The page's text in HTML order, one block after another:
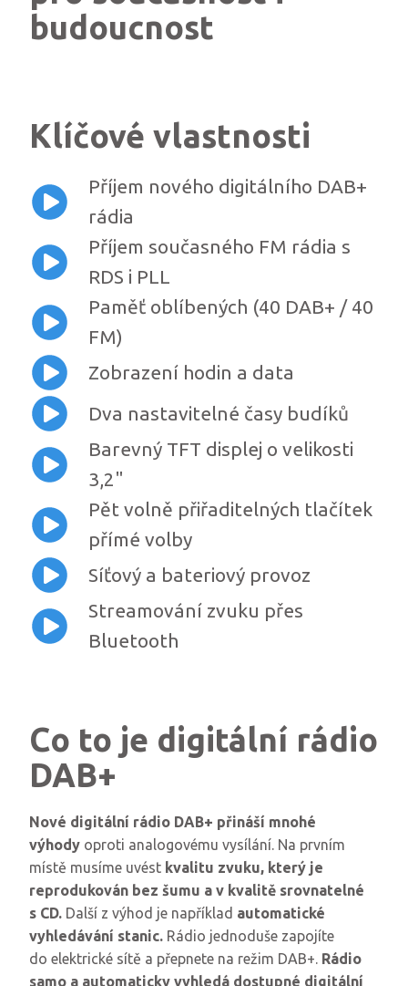
budoucnost
Klíčové vlastnosti
Příjem nového digitálního DAB+
rádia
Příjem současného FM rádia s
RDS i PLL
Paměť oblíbených (40 DAB+ / 40
FM)
Zobrazení hodin a data
Dva nastavitelné časy budíků
Barevný TFT displej o velikosti
3,2"
Pět volně přiřaditelných tlačítek
přímé volby
Síťový a bateriový provoz
Streamování zvuku přes
Bluetooth
Co to je digitální rádio
DAB+
Nové digitální rádio DAB+ přináší mnohé
výhody oproti analogovému vysílání. Na prvním
místě musíme uvést kvalitu zvuku, který je
reprodukován bez šumu a v kvalitě srovnatelné
s CD. Další z výhod je například automatické
vyhledávání stanic. Rádio jednoduše zapojíte
do elektrické sítě a přepnete na režim DAB+. Rádio
samo a automaticky vyhledá dostupné digitální